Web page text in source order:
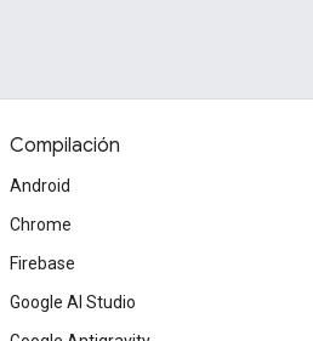
Compilación
Android
Chrome
Firebase
Google AI Studio